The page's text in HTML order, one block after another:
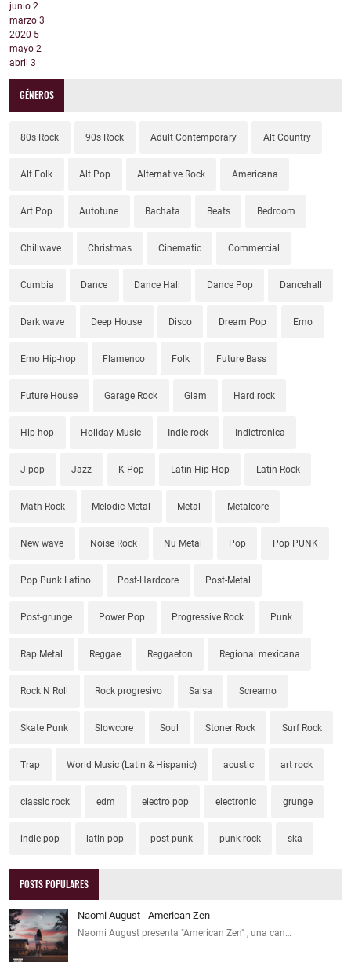
junio 2
marzo 3
2020 5
mayo 2
abril 3
GÉNEROS
80s Rock 90s Rock Adult Contemporary Alt Country
Alt Folk Alt Pop Alternative Rock Americana
Art Pop Autotune Bachata Beats Bedroom
Chillwave Christmas Cinematic Commercial
Cumbia Dance Dance Hall Dance Pop Dancehall
Dark wave Deep House Disco Dream Pop Emo
Emo Hip-hop Flamenco Folk Future Bass
Future House Garage Rock Glam Hard rock
Hip-hop Holiday Music Indie rock Indietronica
J-pop Jazz K-Pop Latin Hip-Hop Latin Rock
Math Rock Melodic Metal Metal Metalcore
New wave Noise Rock Nu Metal Pop Pop PUNK
Pop Punk Latino Post-Hardcore Post-Metal
Post-grunge Power Pop Progressive Rock Punk
Rap Metal Reggae Reggaeton Regional mexicana
Rock N Roll Rock progresivo Salsa Screamo
Skate Punk Slowcore Soul Stoner Rock Surf Rock
Trap World Music (Latin & Hispanic) acustic art rock
classic rock edm electro pop electronic grunge
indie pop latin pop post-punk punk rock ska
POSTS POPULARES
Naomi August - American Zen
Naomi August presenta "American Zen" , una can…